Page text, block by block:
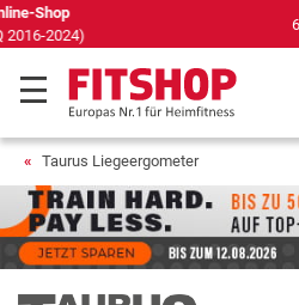
69 Fachmärkte vor Ort mit 75
Taurus Liegeergometer